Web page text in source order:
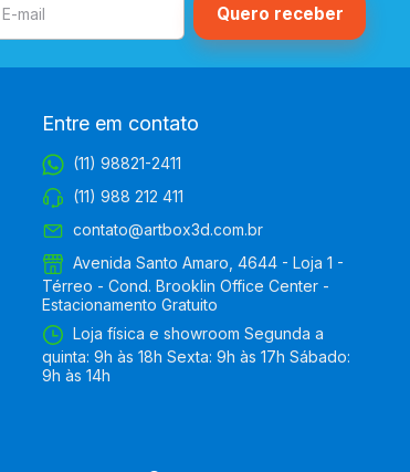
Entre em contato
(11) 98821-2411
(11) 988 212 411
contato@artbox3d.com.br
Avenida Santo Amaro, 4644 - Loja 1 -
Térreo - Cond. Brooklin Office Center -
Estacionamento Gratuito
Loja física e showroom Segunda a
quinta: 9h às 18h Sexta: 9h às 17h Sábado:
9h às 14h